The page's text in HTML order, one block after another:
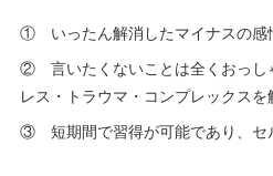
① いったん解消したマイナスの感
② 言いたくないことは全くおっし
レス・トラウマ・コンプレックスを
③ 短期間で習得が可能であり、セ